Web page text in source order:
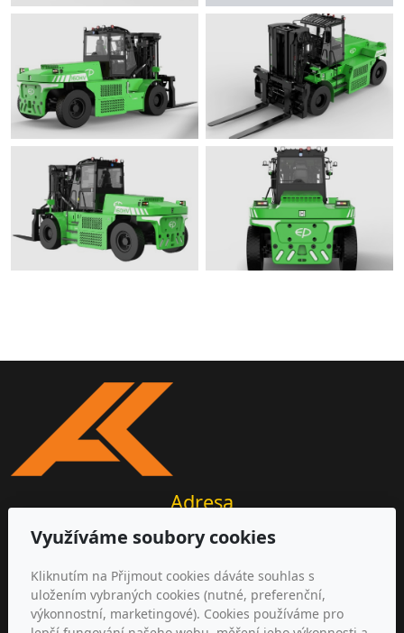
Adresa
AKIR s.r.o.
412 01 Litoměřice, ČR
Kontakt
Využíváme soubory cookies
Kliknutím na Přijmout cookies dáváte souhlas s
uložením vybraných cookies (nutné, preferenční,
výkonnostní, marketingové). Cookies používáme pro